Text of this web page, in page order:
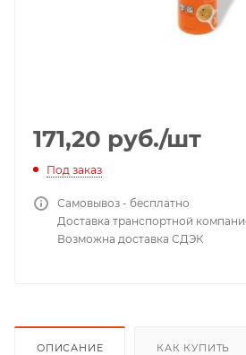
171,20 руб./шт
Под заказ
Самовывоз - бесплатно
Доставка транспортной
Возможна доставка СДЭК
ОПИСАНИЕ КАК КУПИТЬ